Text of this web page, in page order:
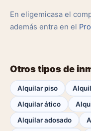
En eligemicasa el
además entra en el
Otros tipos de
Alquilar piso
Alquilar ático
Alquilar adosado